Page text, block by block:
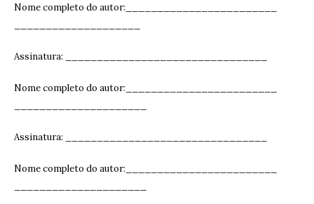
Nome completo do autor:________________________
Assinatura: ______________________________
Nome completo do autor:________________________
Assinatura: ______________________________
Nome completo do autor:________________________